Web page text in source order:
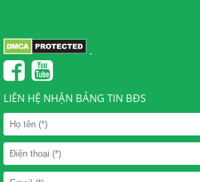
.
LIÊN HỆ NHẬN BẢNG TIN BĐS